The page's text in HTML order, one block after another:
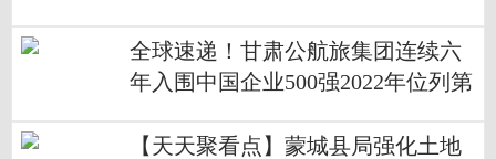
全球速递！甘肃公航旅集团连续六
年入围中国企业500强2022年位列第
【天天聚看点】蒙城县局强化土地